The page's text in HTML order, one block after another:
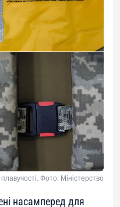
Фото: Міністерство
насамперед для